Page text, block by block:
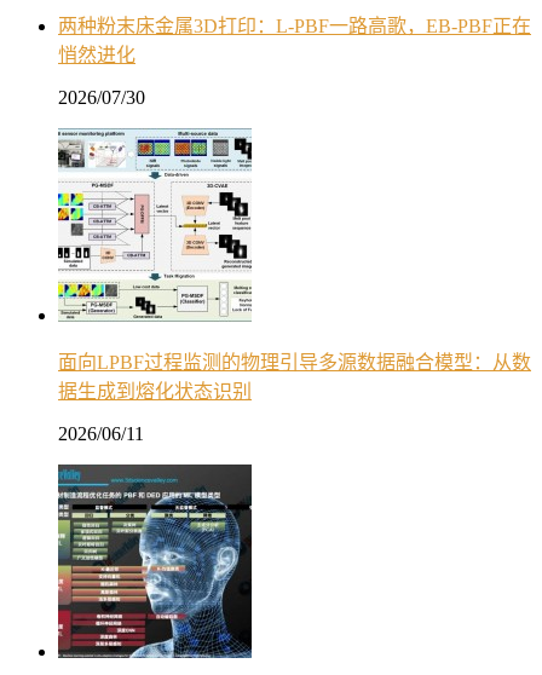
两种粉末床金属3D打印：L-PBF一路高歌，EB-PBF正在
悄然进化
2026/07/30
面向LPBF过程监测的物理引导多源数据融合模型：从数
据生成到熔化状态识别
2026/06/11